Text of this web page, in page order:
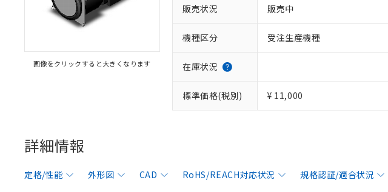
画像をクリックすると大きくなります
販売状況 販売中
機種区分 受注生産機種
在庫状況
標準価格(税別) ¥ 11,000
詳細情報
定格/性能 外形図 CAD RoHS/REACH対応状況 規格認証/適合状況